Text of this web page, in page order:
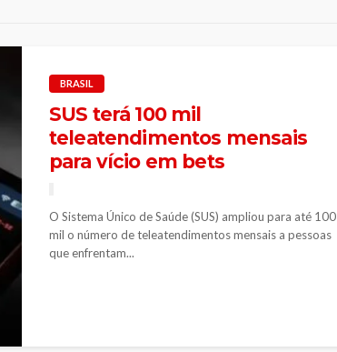
BRASIL
SUS terá 100 mil
teleatendimentos mensais
para vício em bets
O Sistema Único de Saúde (SUS) ampliou para até 100
mil o número de teleatendimentos mensais a pessoas
que enfrentam...